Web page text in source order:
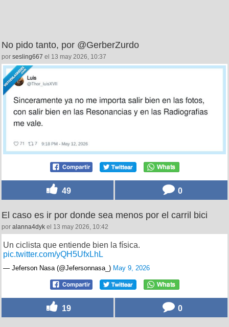
No pido tanto, por @GerberZurdo
por sesling667 el 13 may 2026, 10:37
49 0
El caso es ir por donde sea menos por el carril bici
por alanna4dyk el 13 may 2026, 10:42
Un ciclista que entiende bien la física.
pic.twitter.com/yQH5UfxLhL
— Jeferson Nasa (@Jefersonnasa_) May 9, 2026
19 0